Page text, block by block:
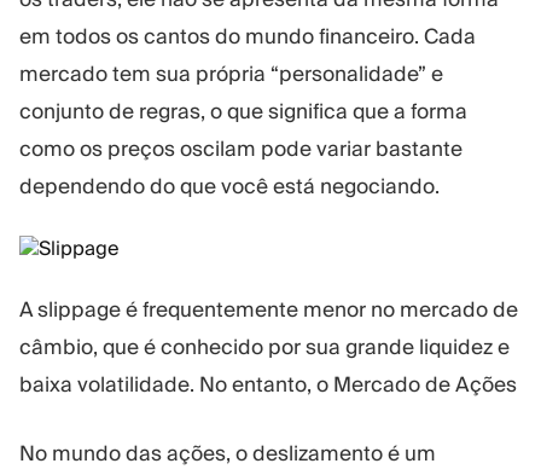
em todos os cantos do mundo financeiro. Cada
mercado tem sua própria “personalidade” e
conjunto de regras, o que significa que a forma
como os preços oscilam pode variar bastante
dependendo do que você está negociando.
A slippage é frequentemente menor no mercado de
câmbio, que é conhecido por sua grande liquidez e
baixa volatilidade. No entanto, o Mercado de Ações
No mundo das ações, o deslizamento é um